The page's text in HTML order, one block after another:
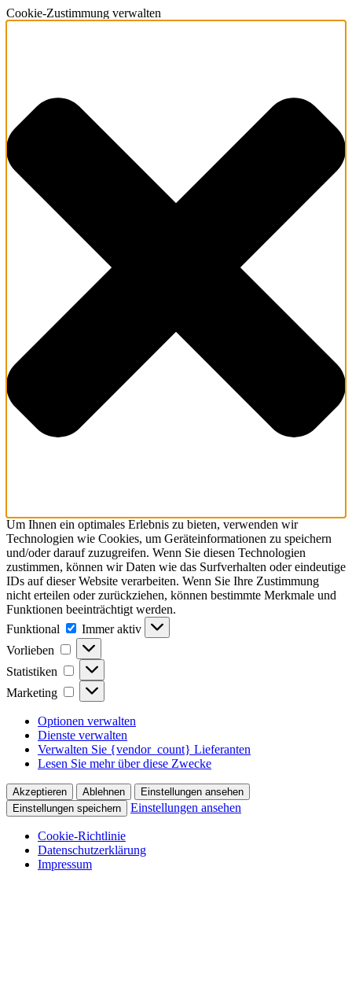
Cookie-Zustimmung verwalten
Um Ihnen ein optimales Erlebnis zu bieten, verwenden wir
Technologien wie Cookies, um Geräteinformationen zu speichern
und/oder darauf zuzugreifen. Wenn Sie diesen Technologien
zustimmen, können wir Daten wie das Surfverhalten oder eindeutige
IDs auf dieser Website verarbeiten. Wenn Sie Ihre Zustimmung
nicht erteilen oder zurückziehen, können bestimmte Merkmale und
Funktionen beeinträchtigt werden.
Funktional
Funktional
Immer aktiv
Vorlieben
Vorlieben
Statistiken Statistiken
Marketing Marketing
Optionen verwalten
Dienste verwalten
Verwalten Sie {vendor_count} Lieferanten
Lesen Sie mehr über diese Zwecke
Akzeptieren Ablehnen
Einstellungen ansehen
Einstellungen speichern
Einstellungen ansehen
Cookie-Richtlinie
Datenschutzerklärung
Impressum